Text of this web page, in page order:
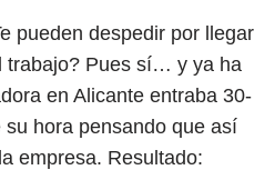
pueden despedir por llegar
trabajo? Pues sí… y ya ha
en Alicante entraba 30-
hora pensando que así
empresa. Resultado: